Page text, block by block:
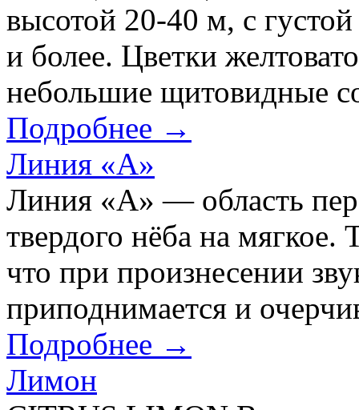
высотой 20-40 м, с
и более. Цветки
небольшие щитовидные
Подробнее →
Линия «А»
Линия «А» — область
твердого нёба на мягкое.
что при произнесении
приподнимается и
Подробнее →
Лимон